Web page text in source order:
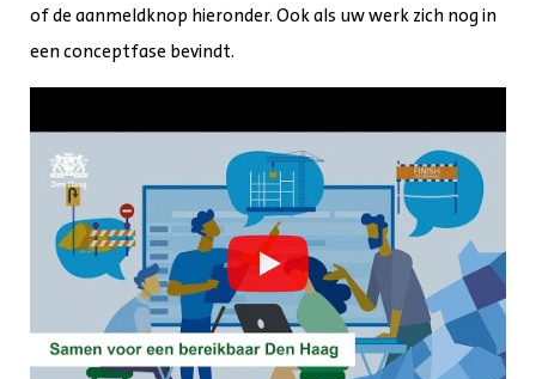
of de aanmeldknop hieronder. Ook als uw werk zich nog in
een conceptfase bevindt.